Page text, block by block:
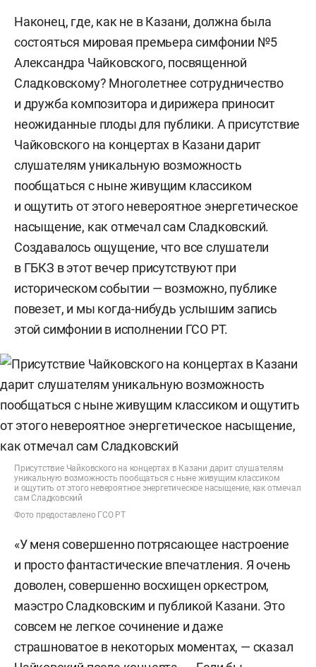
Наконец, где, как не в Казани, должна была
состояться мировая премьера симфонии №5
Александра Чайковского, посвященной
Сладковскому? Многолетнее сотрудничество
и дружба композитора и дирижера приносит
неожиданные плоды для публики. А присутствие
Чайковского на концертах в Казани дарит
слушателям уникальную возможность
пообщаться с ныне живущим классиком
и ощутить от этого невероятное энергетическое
насыщение, как отмечал сам Сладковский.
Создавалось ощущение, что все слушатели
в ГБКЗ в этот вечер присутствуют при
историческом событии — возможно, публике
повезет, и мы когда-нибудь услышим запись
этой симфонии в исполнении ГСО РТ.
Присутствие Чайковского на концертах в Казани дарит слушателям
уникальную возможность пообщаться с ныне живущим классиком
и ощутить от этого невероятное энергетическое насыщение, как отмечал
сам Сладковский
Фото предоставлено ГСО РТ
«У меня совершенно потрясающее настроение
и просто фантастические впечатления. Я очень
доволен, совершенно восхищен оркестром,
маэстро Сладковским и публикой Казани. Это
совсем не легкое сочинение и даже
страшноватое в некоторых моментах, — сказал